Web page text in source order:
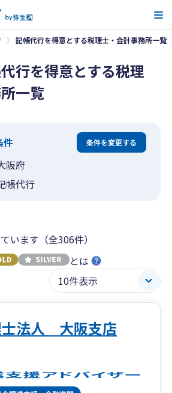
記帳代行を得意とする税理士・会計事務所一覧
行を得意とする税理
一覧
件 条件を変更する
阪府
帳代行
います（全306件）
とは
士法人 大阪支店